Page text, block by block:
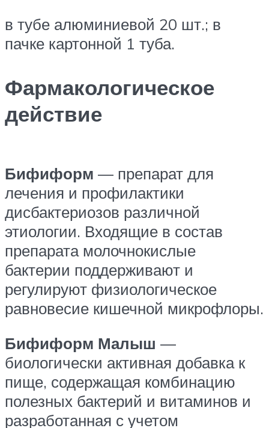
в тубе алюминиевой 20 шт.; в
пачке картонной 1 туба.
Фармакологическое
действие
Бифиформ — препарат для
лечения и профилактики
дисбактериозов различной
этиологии. Входящие в состав
препарата молочнокислые
бактерии поддерживают и
регулируют физиологическое
равновесие кишечной микрофлоры.
Бифиформ Малыш —
биологически активная добавка к
пище, содержащая комбинацию
полезных бактерий и витаминов и
разработанная с учетом